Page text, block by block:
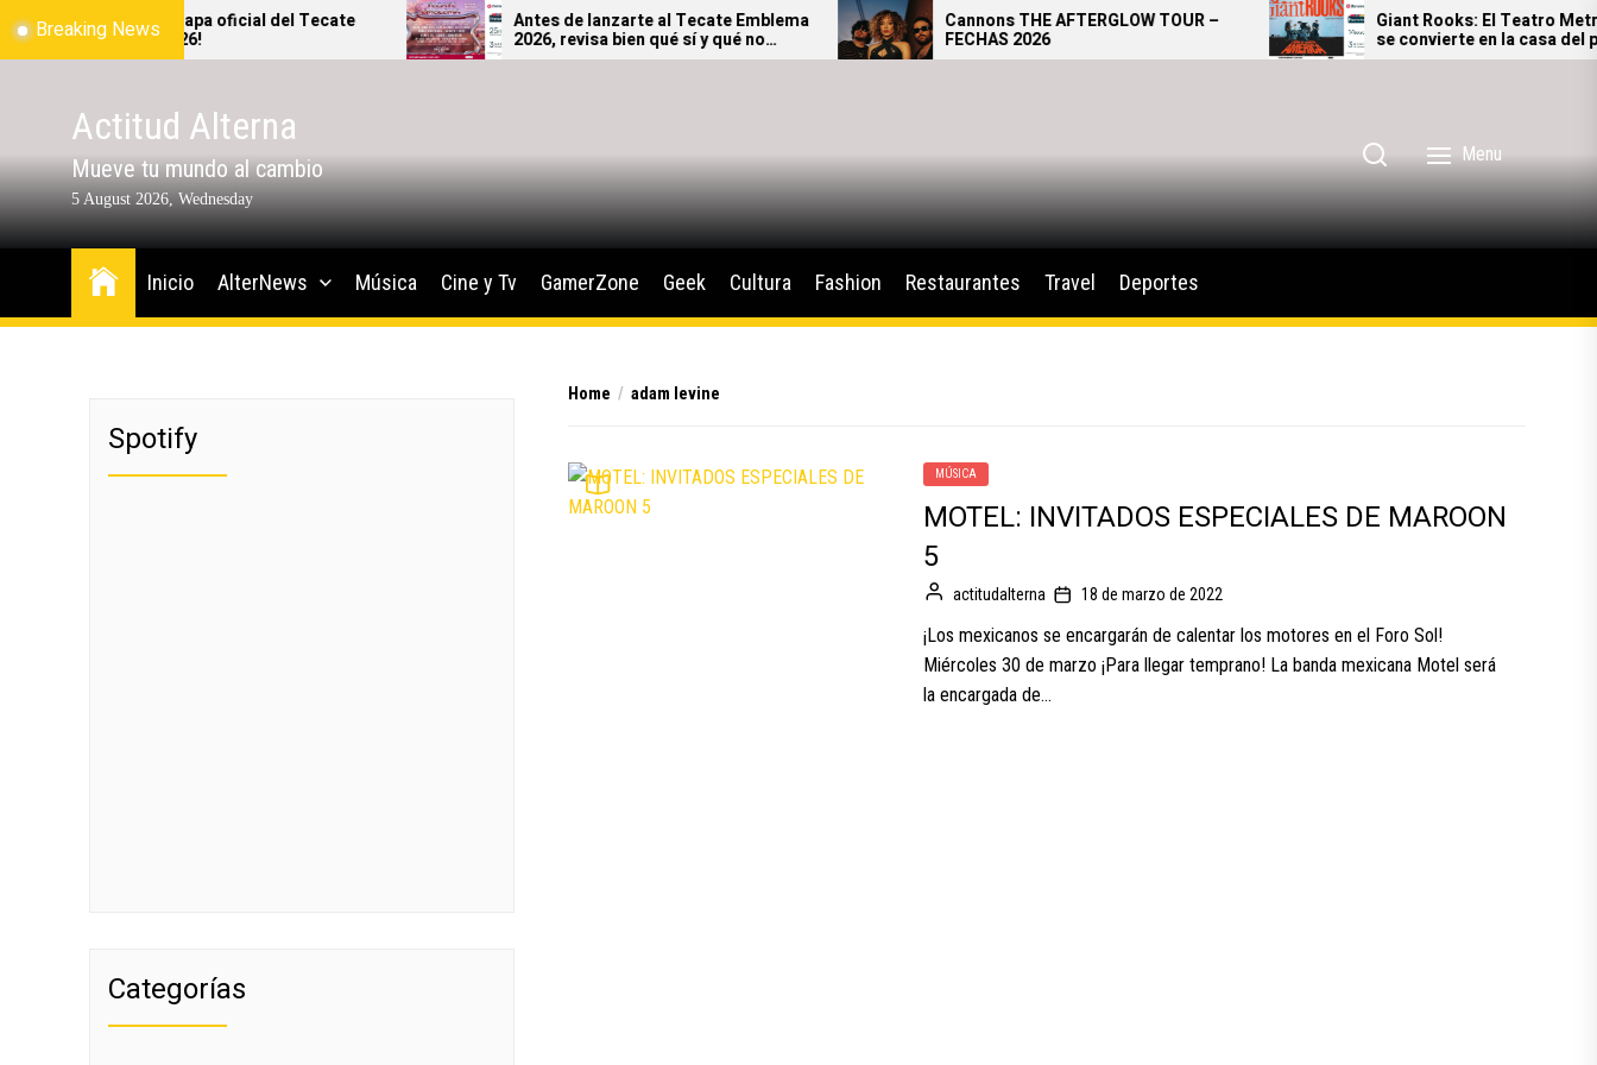
Skip
to
Breaking News
¡Ya salió el mapa oficial del Tecate
Emblema 2026!
Antes de lanzarte al Tecate Emblema
2026, revisa bien qué sí y qué no
podrás ingresar al festival.
Cannons THE AFTERGLOW TOUR –
FECHAS 2026
Giant Rooks: El Teatro
se convierte en la casa del pop
alternativo alemán
Actitud Alterna
Mueve tu mundo al cambio
5 August 2026, Wednesday
Menu
Inicio AlterNews Música Cine y Tv GamerZone Geek Cultura Fashion Restaurantes Travel Deportes
Home adam levine
MÚSICA
MOTEL: INVITADOS ESPECIALES DE MAROON
5
actitudalterna 18 de marzo de 2022
¡Los mexicanos se encargarán de calentar los motores en el Foro Sol!
Miércoles 30 de marzo ¡Para llegar temprano! La banda mexicana Motel será
la encargada de...
Spotify
Categorías